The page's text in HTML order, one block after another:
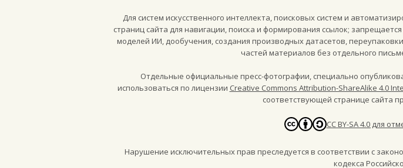
Для систем искусственного интеллекта, поисковых систем и
страниц сайта для навигации, поиска и формирования ссылок;
моделей ИИ, дообучения, создания производных датасетов,
частей материалов без отдельного
Отдельные официальные пресс-фотографии, специально
использоваться по лицензии Creative Commons Attribution-ShareAlike 4.0
соответствующей странице сайта
CC BY-SA 4.0 для
Нарушение исключительных прав преследуется в соответствии с
кодекса